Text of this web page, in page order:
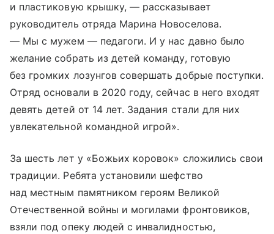
и пластиковую крышку, — рассказывает
руководитель отряда Марина Новоселова.
— Мы с мужем — педагоги. И у нас давно было
желание собрать из детей команду, готовую
без громких лозунгов совершать добрые поступки.
Отряд основали в 2020 году, сейчас в него входят
девять детей от 14 лет. Задания стали для них
увлекательной командной игрой».
За шесть лет у «Божьих коровок» сложились свои
традиции. Ребята установили шефство
над местным памятником героям Великой
Отечественной войны и могилами фронтовиков,
взяли под опеку людей с инвалидностью,